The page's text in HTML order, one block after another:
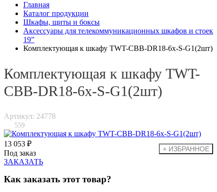
Главная
Каталог продукции
Шкафы, щиты и боксы
Аксессуары для телекоммуникационных шкафов и стоек
19”
Комплектующая к шкафу TWT-CBB-DR18-6x-S-G1(2шт)
Комплектующая к шкафу TWT-
CBB-DR18-6x-S-G1(2шт)
Артикул: 24778
559
13 053 ₽
Под заказ
ЗАКАЗАТЬ
Как заказать этот товар?